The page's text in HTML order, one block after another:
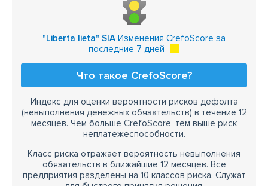
"Liberta lieta" SIA Изменения CrefoScore за
последние 7 дней
Что такое CrefoScore?
Индекс для оценки вероятности рисков дефолта
(невыполнения денежных обязательств) в течение 12
месяцев. Чем больше CrefoScore, тем выше риск
неплатежеспособности.
Класс риска отражает вероятность невыполнения
обязательств в ближайшие 12 месяцев. Все
предприятия разделены на 10 классов риска. Служат